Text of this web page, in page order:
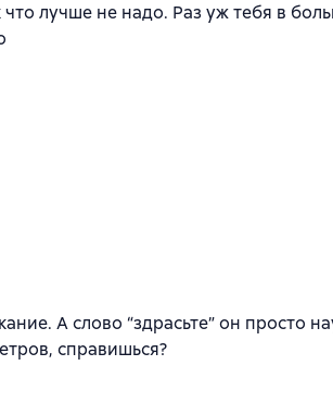
лучше не надо. Раз уж тебя в
А слово “здрасьте” он просто
справишься?